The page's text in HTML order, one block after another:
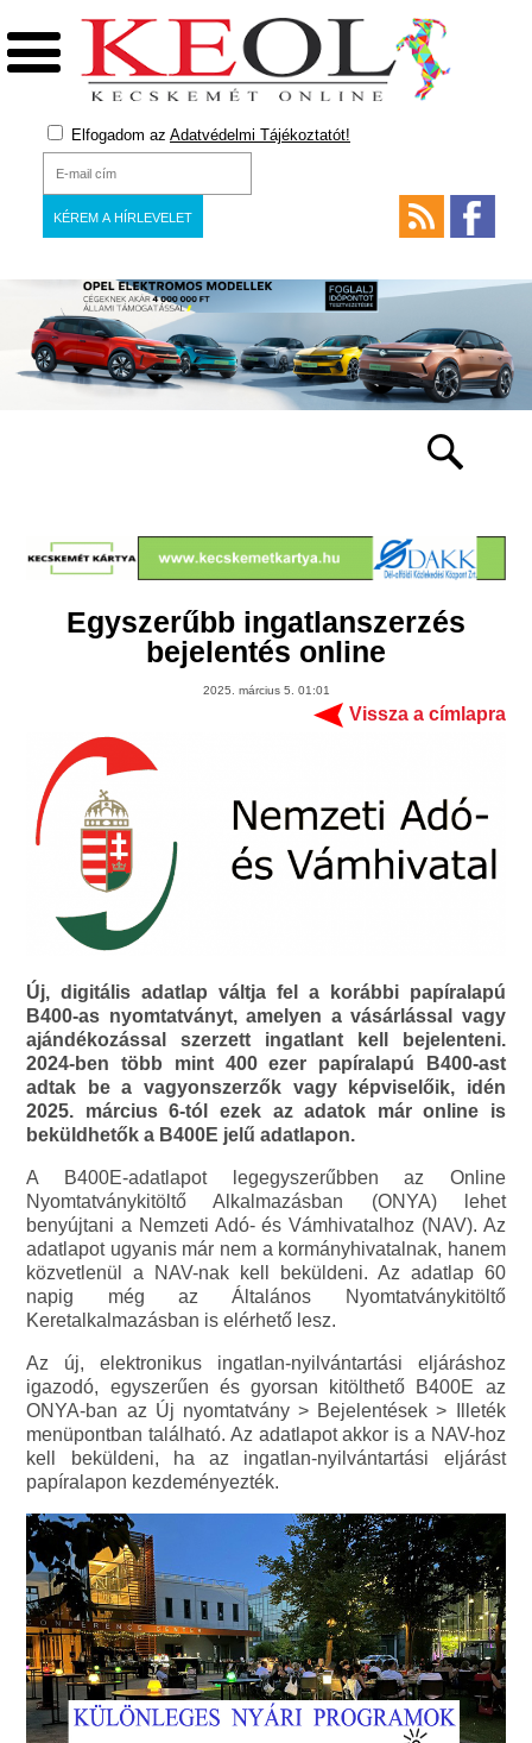
Elfogadom az Adatvédelmi Tájékoztatót!
Egyszerűbb ingatlanszerzés
bejelentés online
2025. március 5. 01:01
Vissza a címlapra
Új, digitális adatlap váltja fel a korábbi papíralapú
B400-as nyomtatványt, amelyen a vásárlással vagy
ajándékozással szerzett ingatlant kell bejelenteni.
2024-ben több mint 400 ezer papíralapú B400-ast
adtak be a vagyonszerzők vagy képviselőik, idén
2025. március 6-tól ezek az adatok már online is
beküldhetők a B400E jelű adatlapon.
A B400E-adatlapot legegyszerűbben az Online
Nyomtatványkitöltő Alkalmazásban (ONYA) lehet
benyújtani a Nemzeti Adó- és Vámhivatalhoz (NAV). Az
adatlapot ugyanis már nem a kormányhivatalnak, hanem
közvetlenül a NAV-nak kell beküldeni. Az adatlap 60
napig még az Általános Nyomtatványkitöltő
Keretalkalmazásban is elérhető lesz.
Az új, elektronikus ingatlan-nyilvántartási eljáráshoz
igazodó, egyszerűen és gyorsan kitölthető B400E az
ONYA-ban az Új nyomtatvány > Bejelentések > Illeték
menüpontban található. Az adatlapot akkor is a NAV-hoz
kell beküldeni, ha az ingatlan-nyilvántartási eljárást
papíralapon kezdeményezték.